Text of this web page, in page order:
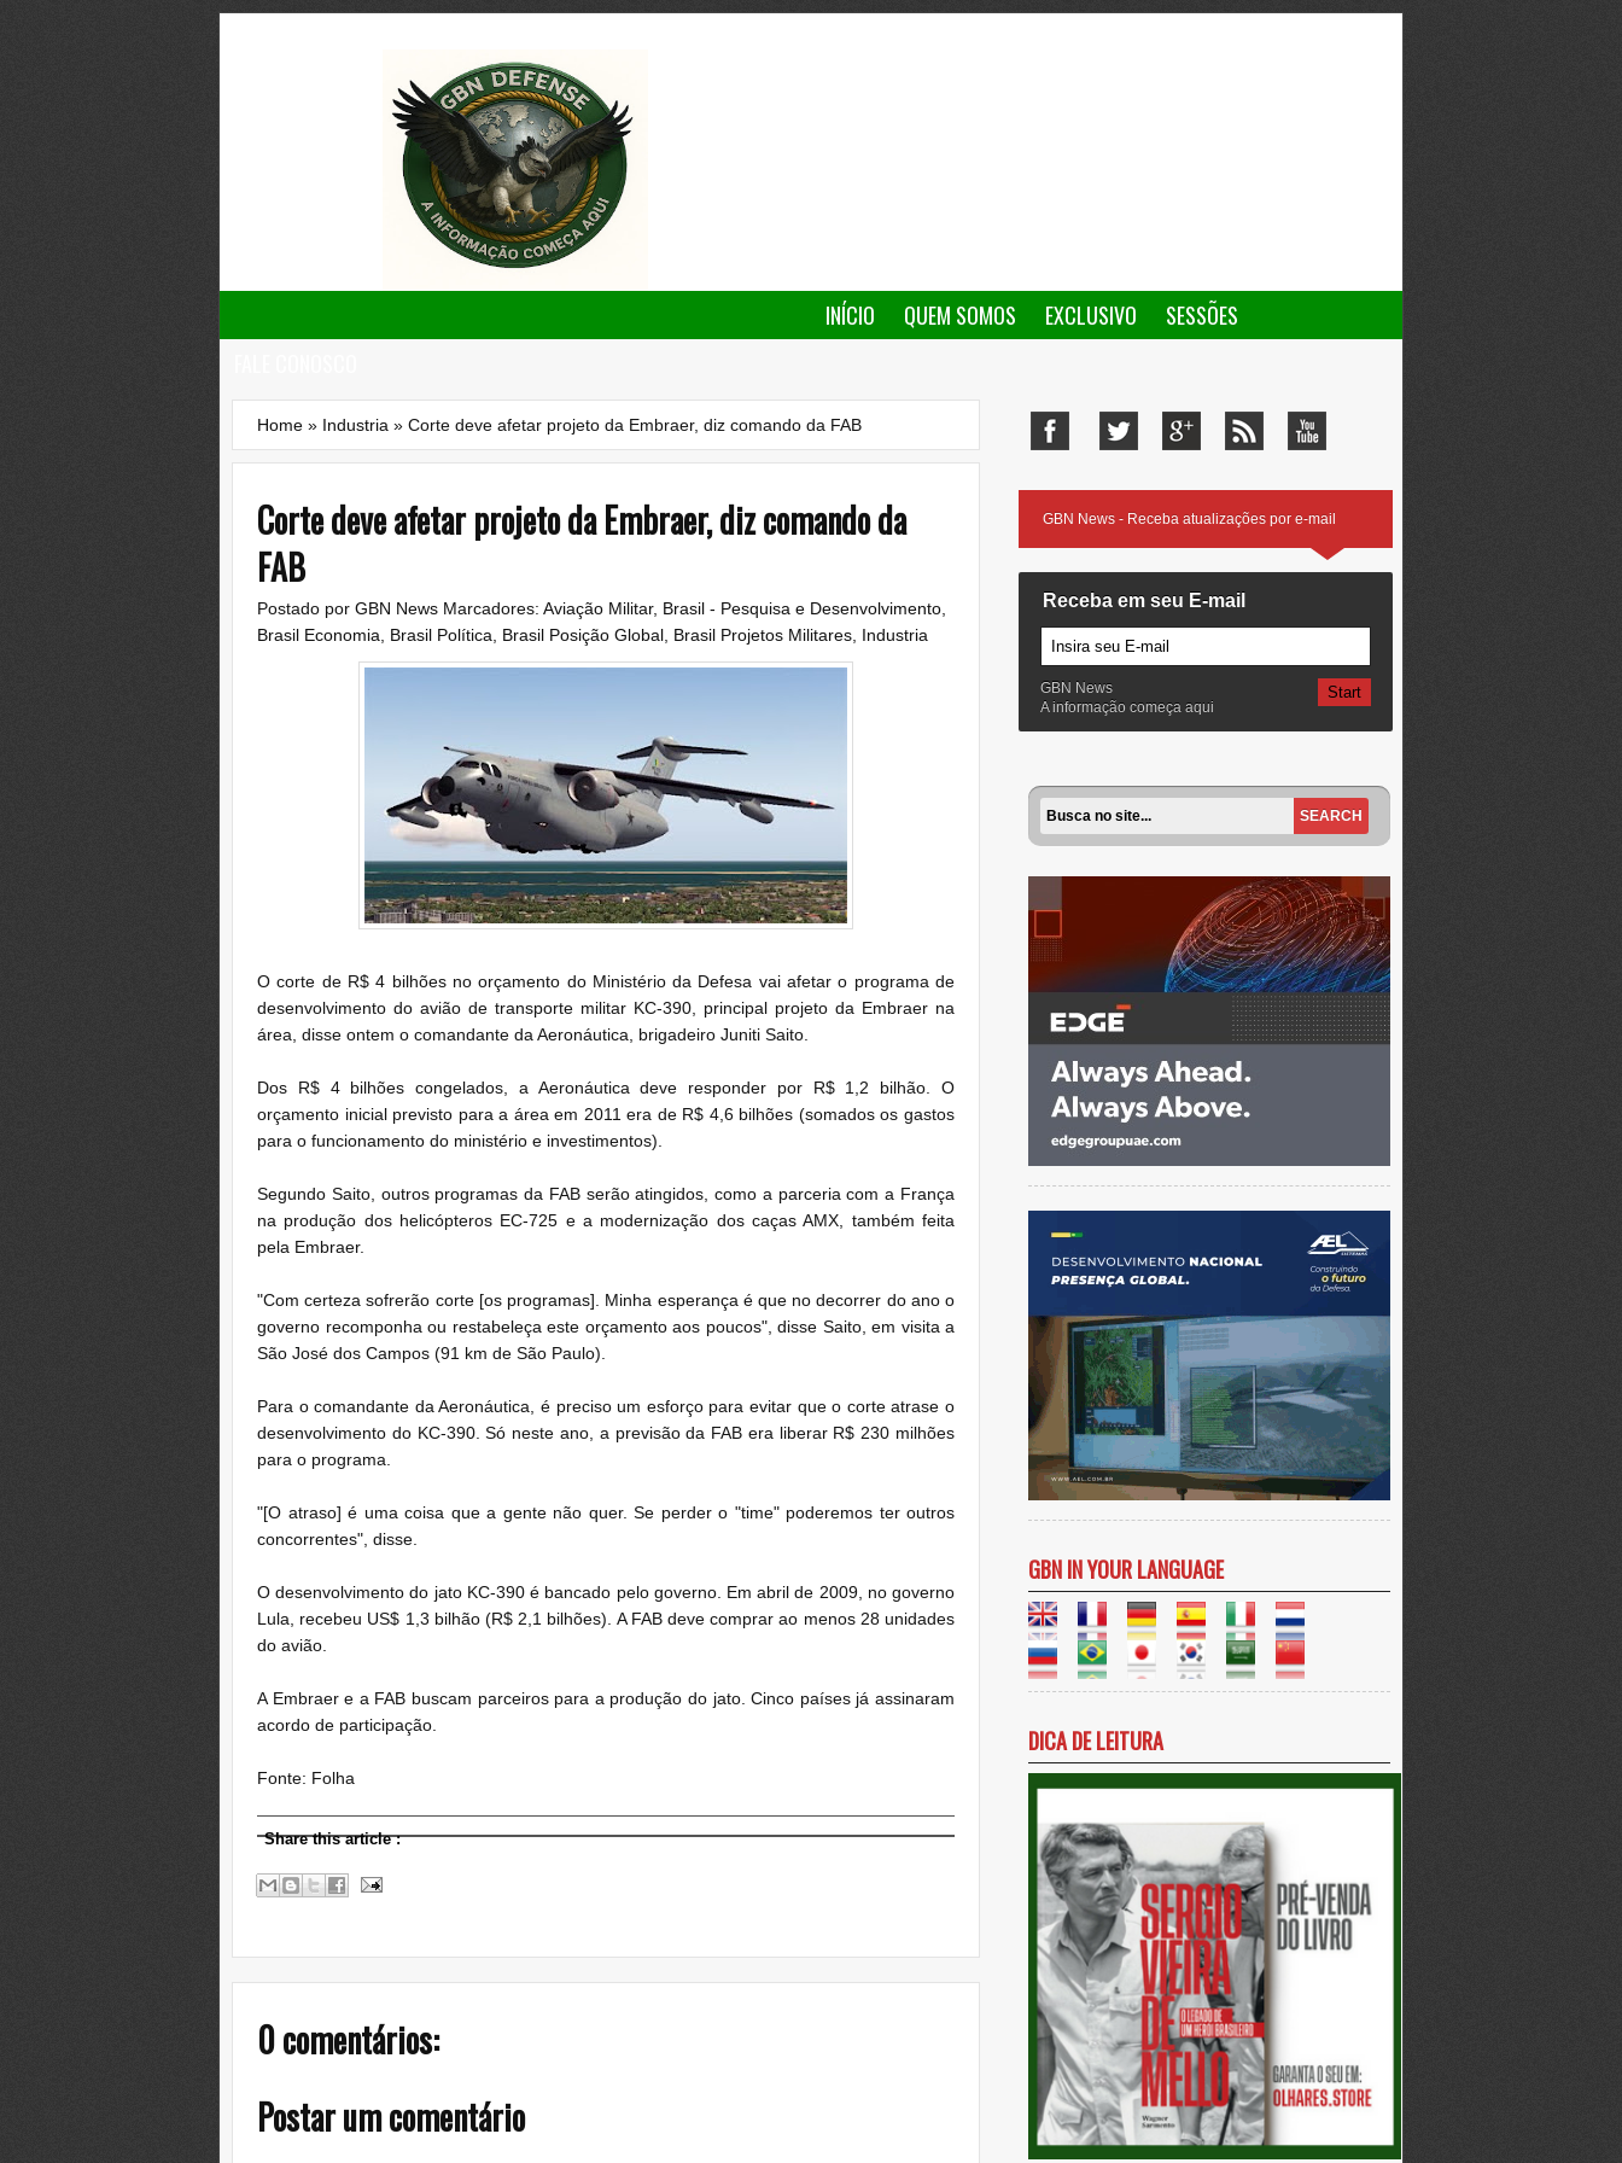
INÍCIO QUEM SOMOS EXCLUSIVO
SESSÕES
Home » Industria » Corte deve afetar projeto da Embraer, diz comando da FAB
Corte deve afetar projeto da Embraer, diz comando da
FAB
Postado por GBN News Marcadores: Aviação Militar, Brasil - Pesquisa e Desenvolvimento
Brasil Economia
Brasil Política Brasil Posição Global Brasil Projetos Militares Industria
O corte de R$ 4 bilhões no orçamento do Ministério da Defesa vai afetar o programa de
desenvolvimento do avião de transporte militar KC-390, principal projeto da Embraer na
área, disse ontem o comandante da Aeronáutica, brigadeiro Juniti Saito.
Dos R$ 4 bilhões congelados, a Aeronáutica deve responder por R$ 1,2 bilhão. O
orçamento inicial previsto para a área em 2011 era de R$ 4,6 bilhões (somados os gastos
para o funcionamento do ministério e investimentos).
Segundo Saito, outros programas da FAB serão atingidos, como a parceria com a França
na produção dos helicópteros EC-725 e a modernização dos caças AMX, também feita
pela Embraer.
"Com certeza sofrerão corte [os programas]. Minha esperança é que no decorrer do ano o
governo recomponha ou restabeleça este orçamento aos poucos", disse Saito, em visita a
São José dos Campos (91 km de São Paulo).
Para o comandante da Aeronáutica, é preciso um esforço para evitar que o corte atrase o
desenvolvimento do KC-390. Só neste ano, a previsão da FAB era liberar R$ 230 milhões
para o programa.
"[O atraso] é uma coisa que a gente não quer. Se perder o "time" poderemos ter outros
concorrentes", disse.
O desenvolvimento do jato KC-390 é bancado pelo governo. Em abril de 2009, no governo
Lula, recebeu US$ 1,3 bilhão (R$ 2,1 bilhões). A FAB deve comprar ao menos 28 unidades
do avião.
A Embraer e a FAB buscam parceiros para a produção do jato. Cinco países já assinaram
acordo de participação.
Fonte: Folha
Share this article:
0 comentários:
Postar um comentário
GBN News - Receba atualizações por e-mail
Receba em seu E-mail
GBN News
A informação começa aqui
GBN IN YOUR LANGUAGE
DICA DE LEITURA